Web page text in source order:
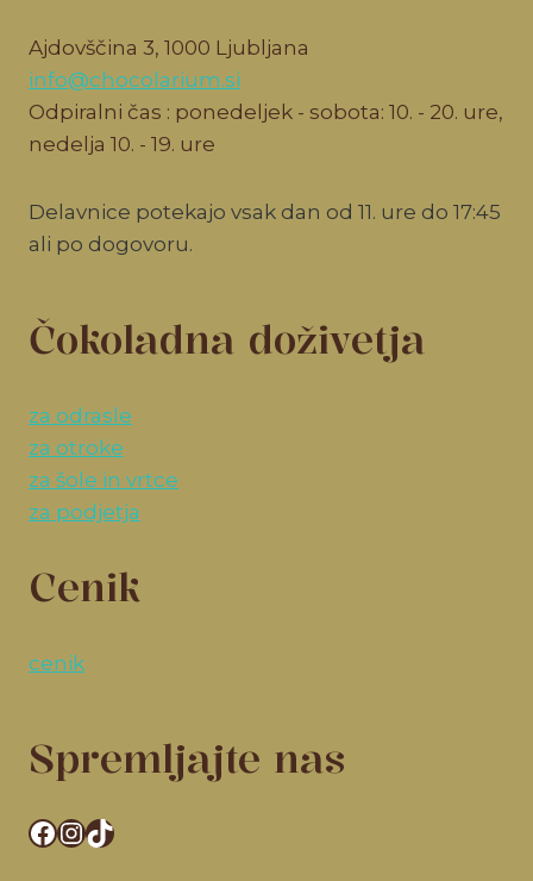
Ajdovščina 3, 1000 Ljubljana
info@chocolarium.si
Odpiralni čas : ponedeljek - sobota: 10. - 20. ure,
nedelja 10. - 19. ure
Delavnice potekajo vsak dan od 11. ure do 17:45
ali po dogovoru.
Čokoladna doživetja
za odrasle
za otroke
za šole in vrtce
za podjetja
Cenik
cenik
Spremljajte nas
Facebook
Instagram
TikTok